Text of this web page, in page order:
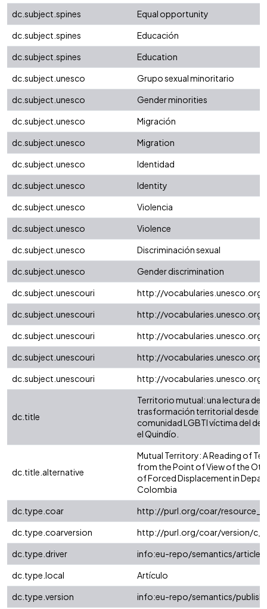
dc.subject.spines
Equal opportunity
dc.subject.spines
Educación
dc.subject.spines
Education
dc.subject.unesco
Grupo sexual minoritario
dc.subject.unesco
Gender minorities
dc.subject.unesco
Migración
dc.subject.unesco
Migration
dc.subject.unesco
Identidad
dc.subject.unesco
Identity
dc.subject.unesco
Violencia
dc.subject.unesco
Violence
dc.subject.unesco
Discriminación sexual
dc.subject.unesco
Gender discrimination
dc.subject.unescouri
http://
dc.subject.unescouri
http://
dc.subject.unescouri
http://
dc.subject.unescouri
http://
dc.subject.unescouri
http://
dc.title
Territorio mutual: una lectura del
trasformación territorial desde la
comunidad LGBTI víctima del
el Quindío.
dc.title.alternative
Mutual Territory: A Reading of
from the Point of View of the
of Forced Displacement in
Colombia
dc.type.coar
http://purl.org/coar/
dc.type.coarversion
http://purl.org/coar/version/
dc.type.driver
info:eu-repo/semantics/article
dc.type.local
Artículo
dc.type.version
info:eu-repo/semantics/